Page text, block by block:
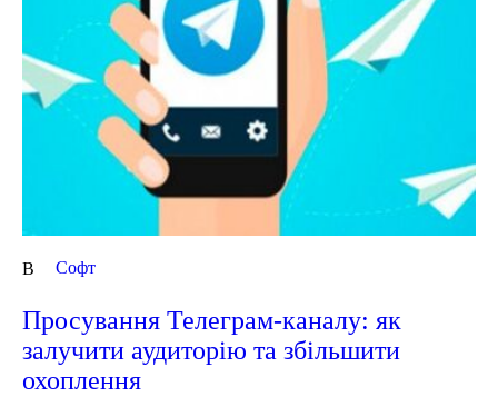
В Cофт
Просування Телеграм-каналу: як
залучити аудиторію та збільшити
охоплення